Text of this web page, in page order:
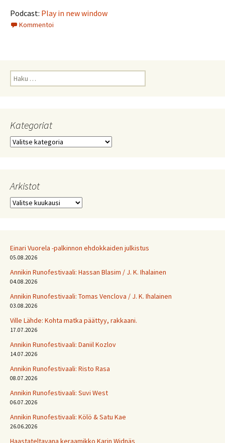
Podcast: Play in new window
Kommentoi
Haku:
Kategoriat
Kategoriat
Arkistot
Arkistot
Einari Vuorela -palkinnon ehdokkaiden julkistus
05.08.2026
Annikin Runofestivaali: Has­san Bla­sim / J. K. Ihalainen
04.08.2026
Annikin Runofestivaali: Tomas Venclova / J. K. Ihalainen
03.08.2026
Ville Lähde: Kohta matka päättyy, rakkaani.
17.07.2026
Annikin Runofestivaali: Daniil Kozlov
14.07.2026
Annikin Runofestivaali: Risto Rasa
08.07.2026
Annikin Runofestivaali: Suvi West
06.07.2026
Annikin Runofestivaali: Kölö & Satu Kae
26.06.2026
Haastateltavana keraamikko Karin Widnäs